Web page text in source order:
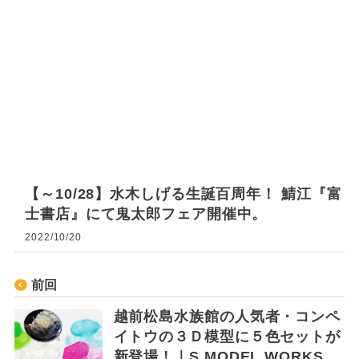
【～10/28】水木しげる生誕百周年！ 鯖江『富
士書店』にて鬼太郎フェア開催中。
2022/10/20
前回
越前松島水族館の人気者・コンペ
イトウの３Ｄ模型に５色セットが